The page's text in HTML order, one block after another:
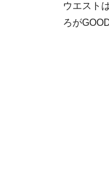
ウエスト
ろがGOOD